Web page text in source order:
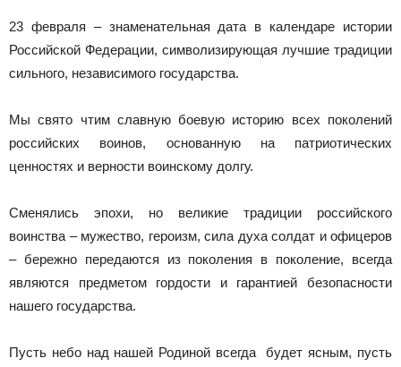
23 февраля – знаменательная дата в календаре истории
Российской Федерации, символизирующая лучшие традиции
сильного, независимого государства.
Мы свято чтим славную боевую историю всех поколений
российских воинов, основанную на патриотических
ценностях и верности воинскому долгу.
Сменялись эпохи, но великие традиции российского
воинства – мужество, героизм, сила духа солдат и офицеров
– бережно передаются из поколения в поколение, всегда
являются предметом гордости и гарантией безопасности
нашего государства.
Пусть небо над нашей Родиной всегда будет ясным, пусть